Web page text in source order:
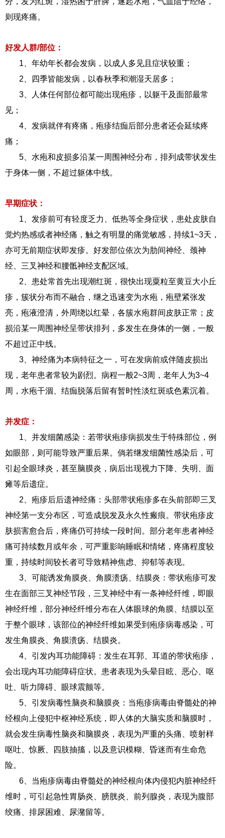
则现疼痛。
好发人群/部位：
1、年幼年长都会发病，以成人多见且症状较重；
2、四季皆能发病，以春秋季和潮湿天居多；
3、人体任何部位都可能出现疱疹，以躯干及面部最常
见；
4、发病就伴有疼痛，疱疹结痂后部分患者还会延续疼
痛；
5、水疱和皮损多沿某一周围神经分布，排列成带状发生
于身体一侧，不超过躯体中线。
早期症状：
1、发疹前可有轻度乏力、低热等全身症状，患处皮肤自
觉灼热感或者神经痛，触之有明显的痛觉敏感，持续1~3天，
亦可无前期症状即发疹。好发部位依次为肋间神经、颈神
经、三叉神经和腰骶神经支配区域。
2、患处常首先出现潮红斑，很快出现粟粒至黄豆大小丘
疹，簇状分布而不融合，继之迅速变为水疱，疱壁紧张发
亮，疱液澄清，外周绕以红晕，各簇水疱群间皮肤正常；皮
损沿某一周围神经呈带状排列，多发生在身体的一侧，一般
不超过正中线。
3、神经痛为本病特征之一，可在发病前或伴随皮损出
现，老年患者常较为剧烈。病程一般2~3周，老年人为3~4
周，水疱干涸、结痂脱落后留有暂时性淡红斑或色素沉着。
并发症：
1、并发细菌感染：若带状疱疹病损发生于特殊部位，例
如眼部，则可能导致严重后果。倘若继发细菌性感染后，可
引起全眼球炎，甚至脑膜炎，病后出现视力下降、失明、面
瘫等后遗症。
2、疱疹后后遗神经痛：头部带状疱疹多在头前部即三叉
神经第一支分布区，可造成脱发及永久性瘢痕。带状疱疹皮
肤损害愈合后，疼痛仍可持续一段时间。部分老年患者神经
痛可持续数月或年余，可严重影响睡眠和情绪，疼痛程度较
重，持续时间较长者可导致精神焦虑、抑郁等表现。
3、可能诱发角膜炎、角膜溃疡、结膜炎：带状疱疹可发
生在面部三叉神经节段，三叉神经中有一条神经纤维，即眼
神经纤维，部分神经纤维分布在人体眼球的角膜、结膜以至
于整个眼球，该部位的神经纤维如果受到疱疹病毒感染，可
发生角膜炎、角膜溃疡、结膜炎。
4、引发内耳功能障碍：发生在耳郭、耳道的带状疱疹，
会出现内耳功能障碍症状。患者表现为头晕目眩、恶心、呕
吐、听力障碍、眼球震颤等。
5、引发病毒性脑炎和脑膜炎：当疱疹病毒由脊髓处的神
经根向上侵犯中枢神经系统，即人体的大脑实质和脑膜时，
就会发生病毒性脑炎和脑膜炎，表现为严重的头痛、喷射样
呕吐、惊厥、四肢抽搐，以及意识模糊、昏迷而有生命危
险。
6、当疱疹病毒由脊髓处的神经根向体内侵犯内脏神经纤
维时，可引起急性胃肠炎、膀胱炎、前列腺炎，表现为腹部
绞痛、排尿困难、尿潴留等。